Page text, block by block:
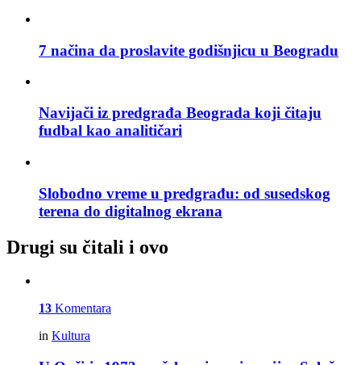
7 načina da proslavite godišnjicu u Beogradu
Navijači iz predgrađa Beograda koji čitaju
fudbal kao analitičari
Slobodno vreme u predgrađu: od susedskog
terena do digitalnog ekrana
Drugi su čitali i ovo
13 Komentara
in Kultura